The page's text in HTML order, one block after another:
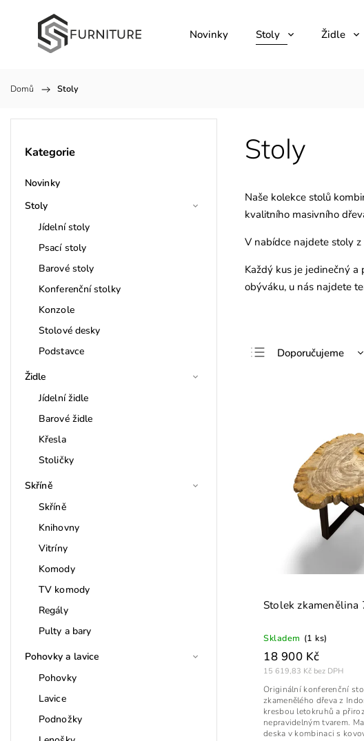
Novinky Stoly Židle
Domů / Stoly
Kategorie
Novinky
Stoly
Jídelní stoly
Psací stoly
Barové stoly
Konferenční stolky
Konzole
Stolové desky
Podstavce
Židle
Jídelní židle
Barové židle
Křesla
Stoličky
Skříně
Skříně
Knihovny
Vitríny
Komody
TV komody
Regály
Pulty a bary
Pohovky a lavice
Pohovky
Lavice
Podnožky
Stoly
Naše kolekce stolů
kvalitního masivního
V nabídce najdete stoly
Každý kus je jedinečný
obýváku, u nás najdete
Doporučujeme
Abecedně
Stolek zkamenělina
Skladem (1 ks)
15 619,83 Kč bez DPH
18 900 Kč
Originální konferenční
zkamenělého dřeva z
kresbou letokruhů a
nepravidelným tvarem.
deska v kombinaci s